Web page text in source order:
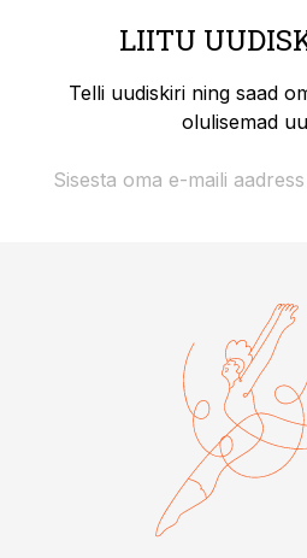
LIITU
Telli uudiskiri ning saad
olulisemad